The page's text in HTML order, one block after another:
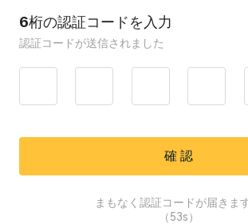
6桁の認証コードを入力
認証コードが送信されました
確 認
まもなく認証コードが届きます
（53s）